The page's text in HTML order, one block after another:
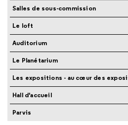
Salles de sous-commission
Le loft
Auditorium
Le Planétarium
Les expositions - au cœur des
Hall d'accueil
Parvis